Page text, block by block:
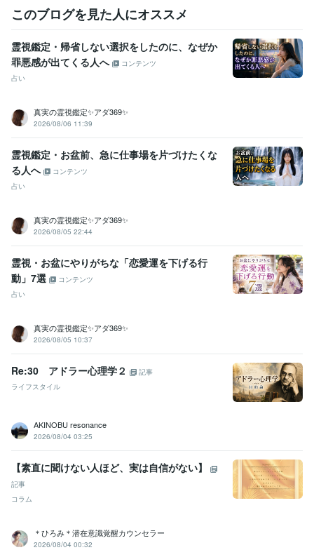
このブログを見た人にオススメ
霊視鑑定・帰省しない選択をしたのに、なぜか
罪悪感が出てくる人へ
コンテンツ
占い
真実の霊視鑑定✨アダ369✨
2026/08/06 11:39
霊視鑑定・お盆前、急に仕事場を片づけたくな
る人へ
コンテンツ
占い
真実の霊視鑑定✨アダ369✨
2026/08/05 22:44
霊視・お盆にやりがちな「恋愛運を下げる行
動」7選
コンテンツ
占い
真実の霊視鑑定✨アダ369✨
2026/08/05 10:37
Re:30 アドラー心理学２
記事
ライフスタイル
AKINOBU resonance
2026/08/04 03:25
【素直に聞けない人ほど、実は自信がない】
記事
コラム
＊ひろみ＊潜在意識覚醒カウンセラー
2026/08/04 00:32